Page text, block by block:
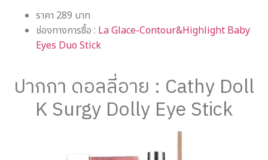
ราคา 289 บาท
ช่องทางการซื้อ : La Glace-Contour&Highlight Baby
Eyes Duo Stick
ปากกา ดอลลี่อาย : Cathy Doll
K Surgy Dolly Eye Stick